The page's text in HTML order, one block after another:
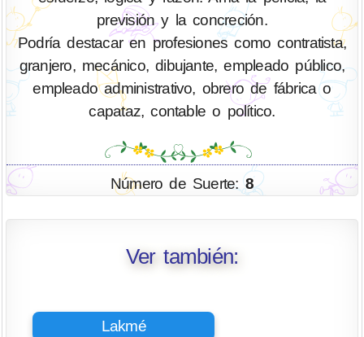
previsión y la concreción.
Podría destacar en profesiones como contratista,
granjero, mecánico, dibujante, empleado público,
empleado administrativo, obrero de fábrica o
capataz, contable o político.
Número de Suerte:8
Ver también:
Lakmé